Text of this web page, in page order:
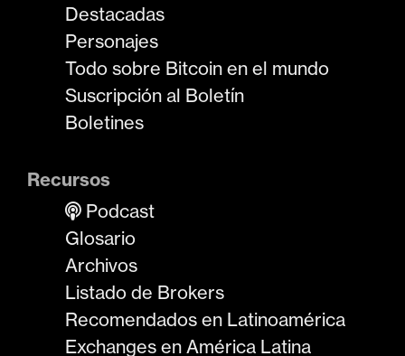
Destacadas
Personajes
Todo sobre Bitcoin en el mundo
Suscripción al Boletín
Boletines
Recursos
Podcast
Glosario
Archivos
Listado de Brokers
Recomendados en Latinoamérica
Exchanges en América Latina